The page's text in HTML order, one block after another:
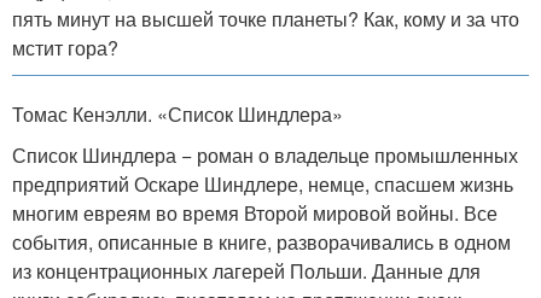
пять минут на высшей точке планеты? Как, кому и за что
мстит гора?
Томас Кенэлли. «Список Шиндлера»
Список Шиндлера − роман о владельце промышленных
предприятий Оскаре Шиндлере, немце, спасшем жизнь
многим евреям во время Второй мировой войны. Все
события, описанные в книге, разворачивались в одном
из концентрационных лагерей Польши. Данные для